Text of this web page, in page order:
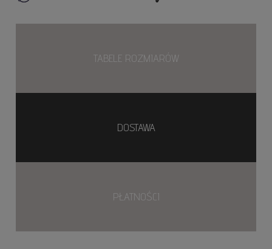
TABELE ROZMIARÓW
DOSTAWA
PŁATNOŚCI